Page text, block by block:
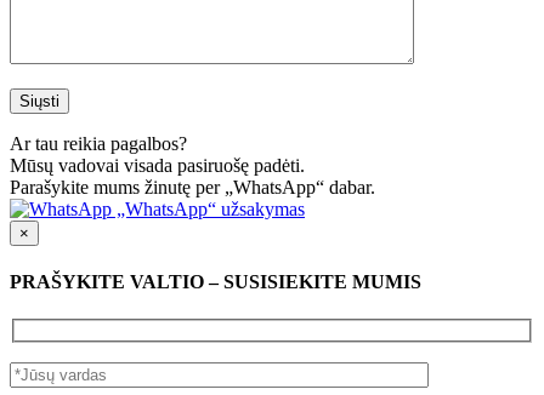
Ar tau reikia pagalbos?
Mūsų vadovai visada pasiruošę padėti.
Parašykite mums žinutę per „WhatsApp“ dabar.
„WhatsApp“ užsakymas
×
PRAŠYKITE VALTIO – SUSISIEKITE MUMIS